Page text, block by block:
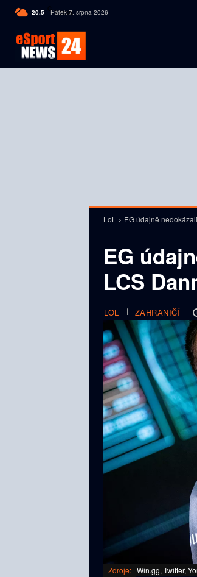
20.5 C Czech
Pátek 7. srpna 2026
LoL EG údajně
EG
LCS
LOL ZAHRANIČÍ
Zdroje: Win.gg, Twitter,